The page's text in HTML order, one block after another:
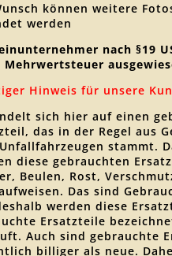
können weitere
werden
nach §19
Mehrwertsteuer
Hinweis für unsere
sich hier auf einen
das in der Regel aus
stammt.
diese gebrauchten
Beulen, Rost,
Das sind
werden diese
Ersatzteile
Auch sind gebrauchte
billiger als neue.